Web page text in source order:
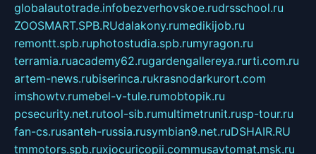
globalautotrade.infobezverhovskoe.rudrsschool.ru
ZOOSMART.SPB.RUdalakony.rumedikijob.ru
remontt.spb.ruphotostudia.spb.rumyragon.ru
terramia.ruacademy62.rugardengallereya.rurti.com.ru
artem-news.rubiserinca.rukrasnodarkurort.com
imshowtv.rumebel-v-tule.rumobtopik.ru
pcsecurity.net.rutool-sib.rumultimetrunit.rusp-tour.ru
fan-cs.rusanteh-russia.rusymbian9.net.ruDSHAIR.RU
tmmotors.spb.ruxjocuricopii.commusavtomat.msk.ru